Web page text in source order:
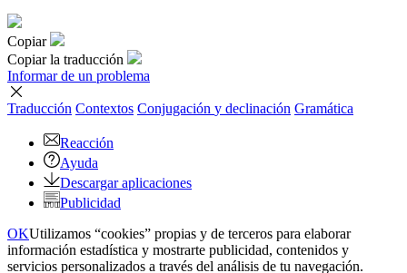
Copiar
Copiar la traducción
Informar de un problema
Traducción Contextos Conjugación y declinación Gramática
Reacción
Ayuda
Descargar aplicaciones
Publicidad
OKUtilizamos “cookies” propias y de terceros para elaborar
información estadística y mostrarte publicidad, contenidos y
servicios personalizados a través del análisis de tu navegación.